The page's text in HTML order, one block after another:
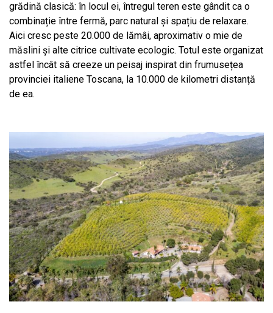
grădină clasică: în locul ei, întregul teren este gândit ca o
combinație între fermă, parc natural și spațiu de relaxare.
Aici cresc peste 20.000 de lămâi, aproximativ o mie de
măslini și alte citrice cultivate ecologic. Totul este organizat
astfel încât să creeze un peisaj inspirat din frumusețea
provinciei italiene Toscana, la 10.000 de kilometri distanță
de ea.